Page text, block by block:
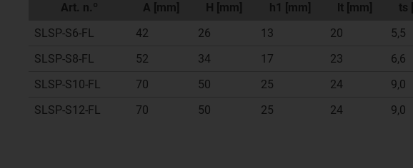
Art. n.º A [mm] H [mm] h1 [mm] lt [mm] ts
SLSP-S6-FL
42 26 13 20 5,5
SLSP-S8-FL
52 34 17 23 6,6
SLSP-S10-FL
70 50 25 24 9,0
SLSP-S12-FL
70 50 25 24 9,0